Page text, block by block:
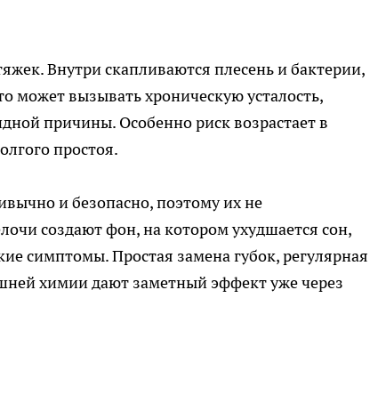
Внутри скапливаются плесень и бактерии,
может вызывать хроническую усталость,
причины. Особенно риск возрастает в
простоя.
и безопасно, поэтому их не
создают фон, на котором ухудшается сон,
симптомы. Простая замена губок, регулярная
химии дают заметный эффект уже через